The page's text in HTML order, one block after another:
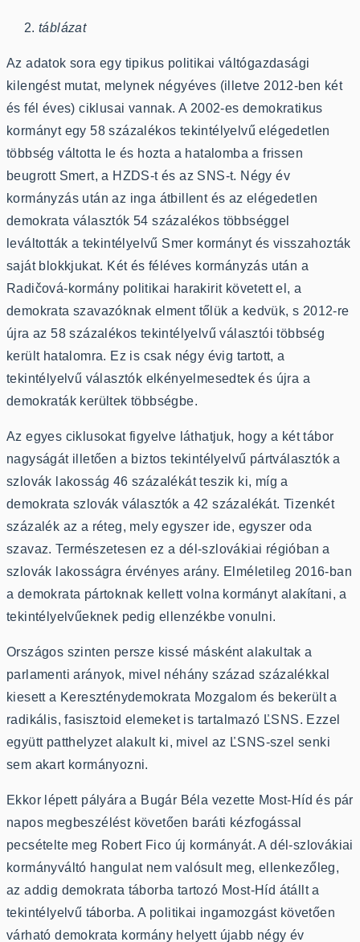
táblázat
Az adatok sora egy tipikus politikai váltógazdasági
kilengést mutat, melynek négyéves (illetve 2012-ben két
és fél éves) ciklusai vannak. A 2002-es demokratikus
kormányt egy 58 százalékos tekintélyelvű elégedetlen
többség váltotta le és hozta a hatalomba a frissen
beugrott Smert, a HZDS-t és az SNS-t. Négy év
kormányzás után az inga átbillent és az elégedetlen
demokrata választók 54 százalékos többséggel
leváltották a tekintélyelvű Smer kormányt és visszahozták
saját blokkjukat. Két és féléves kormányzás után a
Radičová-kormány politikai harakirit követett el, a
demokrata szavazóknak elment tőlük a kedvük, s 2012-re
újra az 58 százalékos tekintélyelvű választói többség
került hatalomra. Ez is csak négy évig tartott, a
tekintélyelvű választók elkényelmesedtek és újra a
demokraták kerültek többségbe.
Az egyes ciklusokat figyelve láthatjuk, hogy a két tábor
nagyságát illetően a biztos tekintélyelvű pártválasztók a
szlovák lakosság 46 százalékát teszik ki, míg a
demokrata szlovák választók a 42 százalékát. Tizenkét
százalék az a réteg, mely egyszer ide, egyszer oda
szavaz. Természetesen ez a dél-szlovákiai régióban a
szlovák lakosságra érvényes arány. Elméletileg 2016-ban
a demokrata pártoknak kellett volna kormányt alakítani, a
tekintélyelvűeknek pedig ellenzékbe vonulni.
Országos szinten persze kissé másként alakultak a
parlamenti arányok, mivel néhány század százalékkal
kiesett a Kereszténydemokrata Mozgalom és bekerült a
radikális, fasisztoid elemeket is tartalmazó ĽSNS. Ezzel
együtt patthelyzet alakult ki, mivel az ĽSNS-szel senki
sem akart kormányozni.
Ekkor lépett pályára a Bugár Béla vezette Most-Híd és pár
napos megbeszélést követően baráti kézfogással
pecsételte meg Robert Fico új kormányát. A dél-szlovákiai
kormányváltó hangulat nem valósult meg, ellenkezőleg,
az addig demokrata táborba tartozó Most-Híd átállt a
tekintélyelvű táborba. A politikai ingamozgást követően
várható demokrata kormány helyett újabb négy év